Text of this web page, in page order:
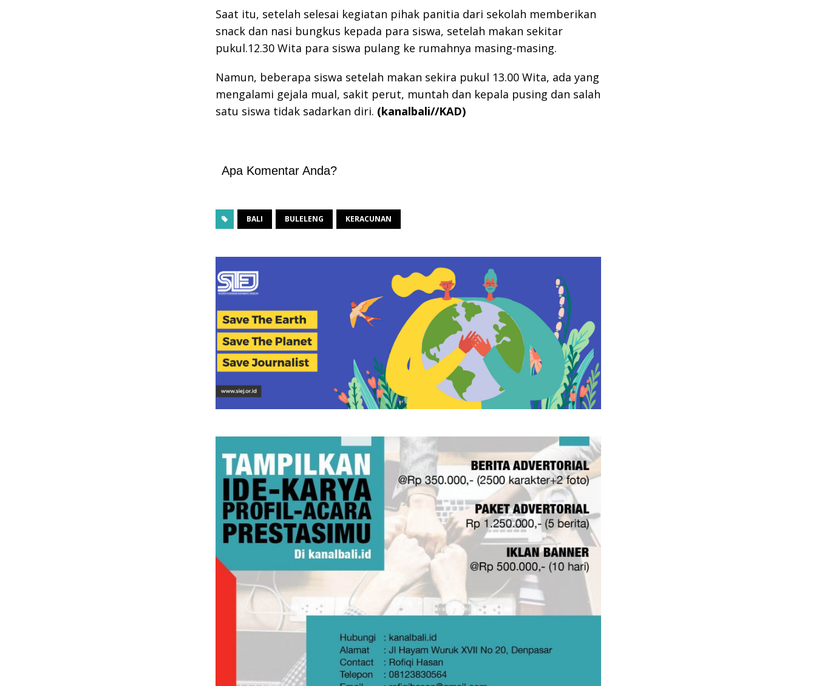
Saat itu, setelah selesai kegiatan pihak panitia dari sekolah memberikan
snack dan nasi bungkus kepada para siswa, setelah makan sekitar
pukul.12.30 Wita para siswa pulang ke rumahnya masing-masing.
Namun, beberapa siswa setelah makan sekira pukul 13.00 Wita, ada yang
mengalami gejala mual, sakit perut, muntah dan kepala pusing dan salah
satu siswa tidak sadarkan diri. (kanalbali//KAD)
Apa Komentar Anda?
BALI BULELENG KERACUNAN